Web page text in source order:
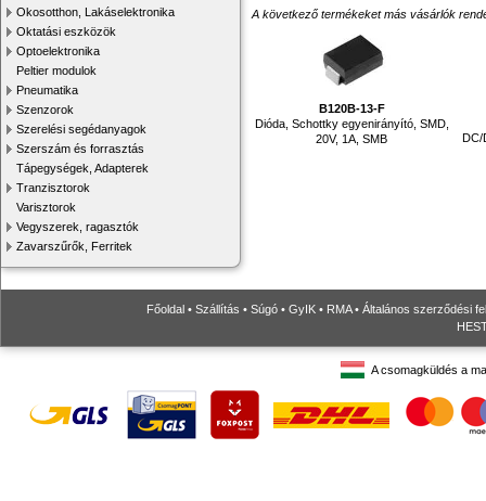
Okosotthon, Lakáselektronika
Oktatási eszközök
Optoelektronika
Peltier modulok
Pneumatika
Szenzorok
Szerelési segédanyagok
Szerszám és forrasztás
Tápegységek, Adapterek
Tranzisztorok
Varisztorok
Vegyszerek, ragasztók
Zavarszűrők, Ferritek
A következő termékeket más vásárlók
B120B-13-F
Dióda, Schottky egyenirányító, SMD,
20V, 1A, SMB
DC/
Főoldal • Szállítás • Súgó • GyIK • RMA• Általános szerződési
A csomagküldés a